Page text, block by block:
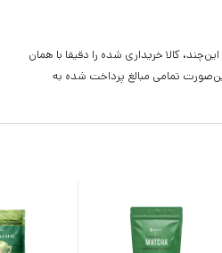
کالا خریداری شده را دقیقا با همان
تمامی مبالغ پرداخت شده به